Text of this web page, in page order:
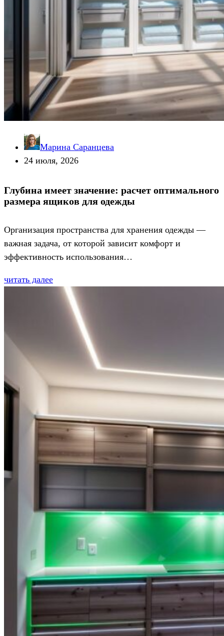
Марина Саранцева
24 июля, 2026
Глубина имеет значение: расчет оптимального
размера ящиков для одежды
Организация пространства для хранения одежды —
важная задача, от которой зависит комфорт и
эффективность использования…
читать далее